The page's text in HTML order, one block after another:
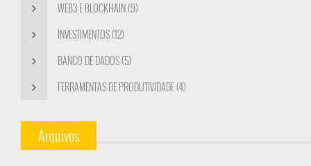
WEB3 E BLOCKHAIN (9)
INVESTIMENTOS (12)
BANCO DE DADOS (5)
FERRAMENTAS DE PRODUTIVIDADE (4)
Arquivos